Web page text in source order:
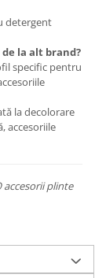
detergent
la alt brand?
specific pentru
la decolorare
accesoriile
accesorii plinte